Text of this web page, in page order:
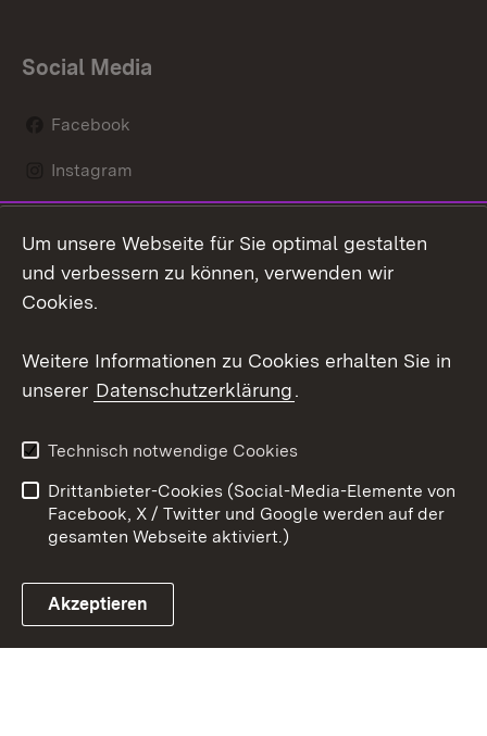
Social Media
Facebook
Instagram
Mastodon
Youtube
Link zum Landesportal
Kontakt
Datenschutz
Barrierefreiheit
Impressum Cookies
Um unsere Webseite für Sie optimal gestalten
und verbessern zu können, verwenden wir
Cookies.
Weitere Informationen zu Cookies erhalten Sie in
unserer Datenschutzerklärung.
Technisch notwendige Cookies
Drittanbieter-Cookies (Social-Media-Elemente von
Facebook, X / Twitter und Google werden auf der
gesamten Webseite aktiviert.)
Akzeptieren